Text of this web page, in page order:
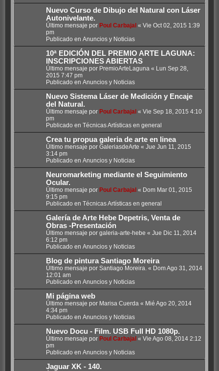
Nuevo Curso de Dibujo del Natural con Láser
Autonivelante.
Último mensaje por Poul Carbajal« Vie Oct 02, 2015 1:39
pm
Publicado en Anuncios y Noticias
10ª EDICIÓN DEL PREMIO ARTE LAGUNA:
INSCRIPCIONES ABIERTAS
Último mensaje por PremioArteLaguna « Lun Sep 28,
2015 7:47 pm
Publicado en Anuncios y Noticias
Nuevo Sistema Láser de Medición y Encaje
del Natural.
Último mensaje por Poul Carbajal« Vie Sep 18, 2015 4:10
pm
Publicado en Técnicas Artísticas en general
Crea tu propua galeria de arte en linea
Último mensaje por GaleriasdeArte « Jue Jun 11, 2015
3:14 pm
Publicado en Anuncios y Noticias
Neuromarketing mediante el Seguimiento
Ocular.
Último mensaje por Poul Carbajal« Dom Mar 01, 2015
9:15 pm
Publicado en Técnicas Artísticas en general
Galería de Arte Hebe Depetris, Venta de
Obras -Presentación
Último mensaje por galeria-arte-hebe « Jue Dic 11, 2014
6:12 pm
Publicado en Anuncios y Noticias
Blog de pintura Santiago Moreira
Último mensaje por Santiago Moreira. « Dom Ago 31, 2014
12:01 am
Publicado en Anuncios y Noticias
Mi página web
Último mensaje por Marisa Cuerda « Mié Ago 20, 2014
4:34 pm
Publicado en Anuncios y Noticias
Nuevo Docu - Film. USB Full HD 1080p.
Último mensaje por Poul Carbajal« Vie Ago 08, 2014 2:12
pm
Publicado en Anuncios y Noticias
Jaguar XK - 140.